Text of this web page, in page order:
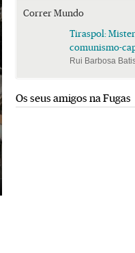
Correr Mundo
Tiraspol:
comunismo-
Rui Barbosa
Os seus amigos na Fugas